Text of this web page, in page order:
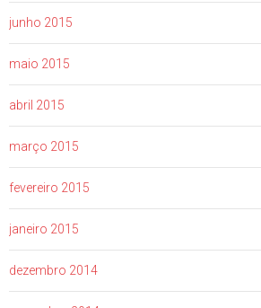
junho 2015
maio 2015
abril 2015
março 2015
fevereiro 2015
janeiro 2015
dezembro 2014